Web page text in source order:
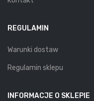
REGULAMIN
Warunki dostaw
Regulamin sklepu
INFORMACJE O SKLEPIE